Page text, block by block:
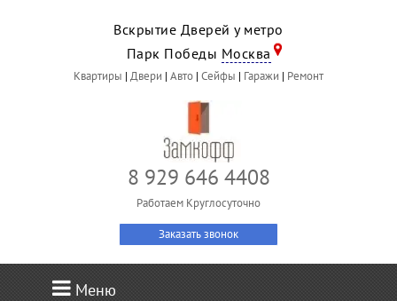
Вскрытие Дверей у метро
Парк Победы Москва
Квартиры | Двери | Авто | Сейфы | Гаражи | Ремонт
8 929 646 4408
Работаем Круглосуточно
Заказать звонок
Меню